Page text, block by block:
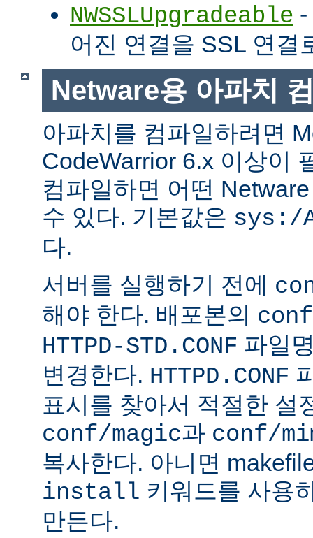
NWSSLUpgradeable
어진 연결을 SSL 연결
Netware용 아파치
아파치를 컴파일하려면
CodeWarrior 6.x 이상이
컴파일하면 어떤
수 있다. 기본값은 sys:/
다.
서버를 실행하기 전에
해야 한다. 배포본의 conf
HTTPD-STD.CONF 파일
변경한다. HTTPD.CONF
표시를 찾아서 적절한 설
conf/magic과 conf/
복사한다. 아니면
install 키워드를 사용
만든다.